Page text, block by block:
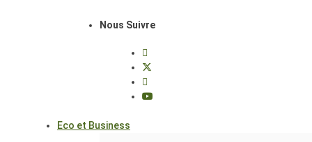
Nous Suivre
Eco et Business